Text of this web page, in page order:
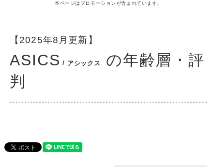
本ページはプロモーションが含まれています。
【2025年8月更新】
ASICS / アシックス
の年齢層・評
判